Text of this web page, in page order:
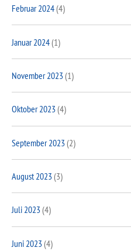
Februar 2024(4)
Januar 2024(1)
November 2023(1)
Oktober 2023(4)
September 2023(2)
August 2023(3)
Juli 2023(4)
Juni 2023(4)